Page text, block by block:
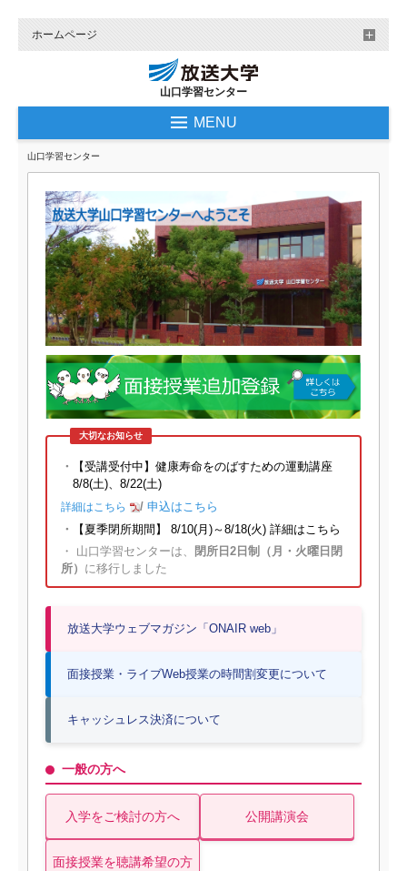
ホームページ
山口学習センター
MENU
山口学習センター
大切なお知らせ
・
【受講受付中】健康寿命をのばすための運動講座
8/8(土)、8/22(土)
詳細はこちら /申込はこちら
・
【夏季閉所期間】 8/10(月)～8/18(火)詳細はこちら
・ 山口学習センターは、
閉所日2日制（月・火曜日閉
所） に移行しました
放送大学ウェブマガジン「ONAIR web」
面接授業・ライブWeb授業の時間割変更について
キャッシュレス決済について
一般の方へ
入学をご検討の方へ 公開講演会
面接授業を聴講希望の方